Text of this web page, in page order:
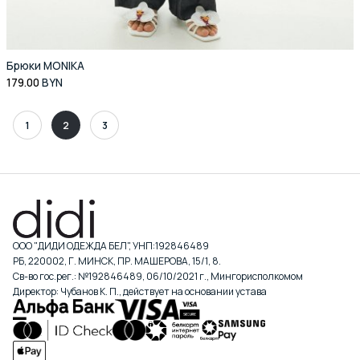
Брюки MONIKA
179.00 BYN
1 2 3
ООО "ДИДИ ОДЕЖДА БЕЛ", УНП:192846489
РБ, 220002, Г. МИНСК, ПР. МАШЕРОВА, 15/1, 8.
Св-во гос.рег.: №192846489, 06/10/2021 г., Мингорисполкомом
Директор: Чубанов К. П., действует на основании устава